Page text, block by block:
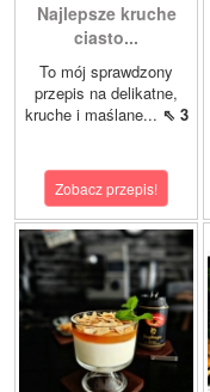
Najlepsze kruche
ciasto...
To mój sprawdzony
przepis na delikatne,
kruche i maślane... ⇖ 3
Zobacz przepis!